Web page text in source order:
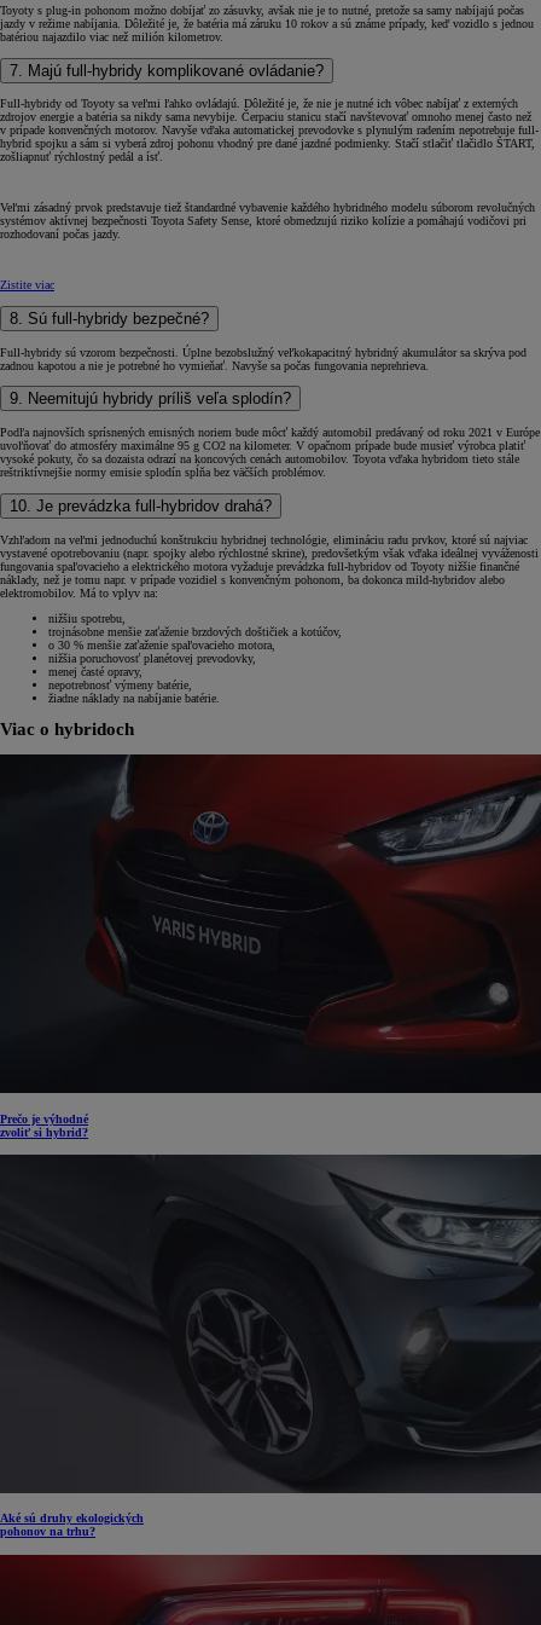
Toyoty s plug-in pohonom možno dobíjať zo zásuvky, avšak nie je to nutné, pretože sa samy nabíjajú počas
jazdy v režime nabíjania. Dôležité je, že batéria má záruku 10 rokov a sú známe prípady, keď vozidlo s jednou
batériou najazdilo viac než milión kilometrov.
7. Majú full-hybridy komplikované ovládanie?
Full-hybridy od Toyoty sa veľmi ľahko ovládajú. Dôležité je, že nie je nutné ich vôbec nabíjať z externých
zdrojov energie a batéria sa nikdy sama nevybije. Čerpaciu stanicu stačí navštevovať omnoho menej často než
v prípade konvenčných motorov. Navyše vďaka automatickej prevodovke s plynulým radením nepotrebuje full-
hybrid spojku a sám si vyberá zdroj pohonu vhodný pre dané jazdné podmienky. Stačí stlačiť tlačidlo ŠTART,
zošliapnuť rýchlostný pedál a ísť.
Veľmi zásadný prvok predstavuje tiež štandardné vybavenie každého hybridného modelu súborom revolučných
systémov aktívnej bezpečnosti Toyota Safety Sense, ktoré obmedzujú riziko kolízie a pomáhajú vodičovi pri
rozhodovaní počas jazdy.
Zistite viac
8. Sú full-hybridy bezpečné?
Full-hybridy sú vzorom bezpečnosti. Úplne bezobslužný veľkokapacitný hybridný akumulátor sa skrýva pod
zadnou kapotou a nie je potrebné ho vymieňať. Navyše sa počas fungovania neprehrieva.
9. Neemitujú hybridy príliš veľa splodín?
Podľa najnovších sprísnených emisných noriem bude môcť každý automobil predávaný od roku 2021 v Európe
uvoľňovať do atmosféry maximálne 95 g CO2 na kilometer. V opačnom prípade bude musieť výrobca platiť
vysoké pokuty, čo sa dozaista odrazí na koncových cenách automobilov. Toyota vďaka hybridom tieto stále
reštriktívnejšie normy emisie splodín spĺňa bez väčších problémov.
10. Je prevádzka full-hybridov drahá?
Vzhľadom na veľmi jednoduchú konštrukciu hybridnej technológie, elimináciu radu prvkov, ktoré sú najviac
vystavené opotrebovaniu (napr. spojky alebo rýchlostné skrine), predovšetkým však vďaka ideálnej vyváženosti
fungovania spaľovacieho a elektrického motora vyžaduje prevádzka full-hybridov od Toyoty nižšie finančné
náklady, než je tomu napr. v prípade vozidiel s konvenčným pohonom, ba dokonca mild-hybridov alebo
elektromobilov. Má to vplyv na:
nižšiu spotrebu,
trojnásobne menšie zaťaženie brzdových doštičiek a kotúčov,
o 30 % menšie zaťaženie spaľovacieho motora,
nižšia poruchovosť planétovej prevodovky,
menej časté opravy,
nepotrebnosť výmeny batérie,
žiadne náklady na nabíjanie batérie.
Viac o hybridoch
Prečo je výhodné
zvoliť si hybrid?
Aké sú druhy ekologických
pohonov na trhu?